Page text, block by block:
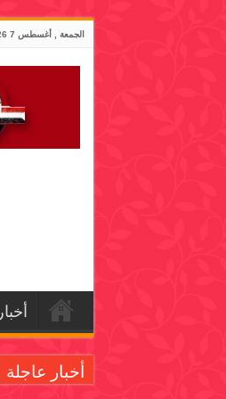
الجمعة , أغسطس 7 2026
أخبار
أخبار عاجلة